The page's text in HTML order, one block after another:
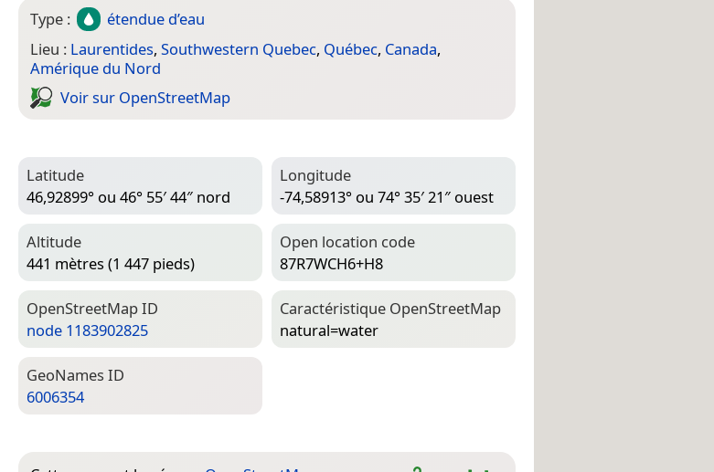
Type :
étendue d’eau
Lieu : Laurentides, Southwestern Quebec, Québec, Canada,
Amérique du Nord
Voir sur Open­Street­Map
Latitude
46,92899° ou 46° 55′ 44″ nord
Longitude
-74,58913° ou 74° 35′ 21″ ouest
Altitude
441 mètres (1 447 pieds)
Open location code
87R7WCH6+H8
Open­Street­Map ID
node 1183902825
Caractéristique Open­Street­Map
natural=­water
Geo­Names ID
6006354